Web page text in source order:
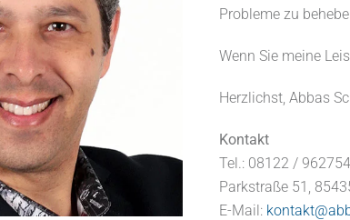
Probleme zu
Wenn Sie meine
Herzlichst, Abbas
Kontakt
Tel.: 08122 /
Parkstraße 51,
E-Mail: